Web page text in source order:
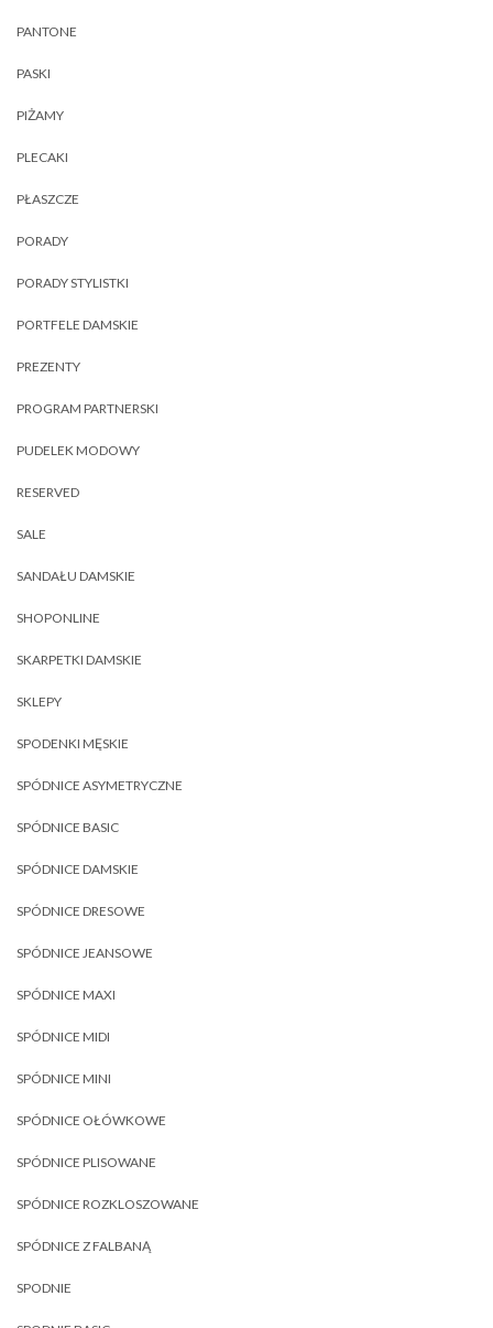
PANTONE
PASKI
PIŻAMY
PLECAKI
PŁASZCZE
PORADY
PORADY STYLISTKI
PORTFELE DAMSKIE
PREZENTY
PROGRAM PARTNERSKI
PUDELEK MODOWY
RESERVED
SALE
SANDAŁU DAMSKIE
SHOPONLINE
SKARPETKI DAMSKIE
SKLEPY
SPODENKI MĘSKIE
SPÓDNICE ASYMETRYCZNE
SPÓDNICE BASIC
SPÓDNICE DAMSKIE
SPÓDNICE DRESOWE
SPÓDNICE JEANSOWE
SPÓDNICE MAXI
SPÓDNICE MIDI
SPÓDNICE MINI
SPÓDNICE OŁÓWKOWE
SPÓDNICE PLISOWANE
SPÓDNICE ROZKLOSZOWANE
SPÓDNICE Z FALBANĄ
SPODNIE